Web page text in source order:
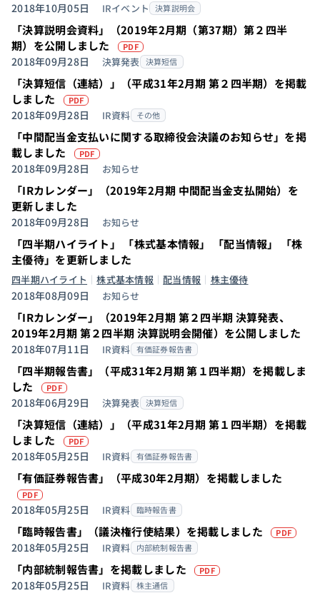
2018年10月05日 IRイベント 決算説明会
「決算説明会資料」（2019年2月期（第37期）第２四半
期）を公開しました
PDF （PDFを別タブで開きます）
2018年09月28日 決算発表 決算短信
「決算短信（連結）」（平成31年2月期 第２四半期）を掲載
しました
PDF （PDFを別タブで開きます）
2018年09月28日 IR資料 その他
「中間配当金支払いに関する取締役会決議のお知らせ」を掲
載しました
PDF （PDFを別タブで開きます）
2018年09月28日 お知らせ
「IRカレンダー」（2019年2月期 中間配当金支払開始）を
更新しました
2018年09月28日 お知らせ
「四半期ハイライト」 「株式基本情報」 「配当情報」 「株
主優待」を更新しました
四半期ハイライト 株式基本情報 配当情報 株主優待
2018年08月09日 お知らせ
「IRカレンダー」（2019年2月期 第２四半期 決算発表、
2019年2月期 第２四半期 決算説明会開催）を公開しました
2018年07月11日 IR資料 有価証券報告書
「四半期報告書」（平成31年2月期 第１四半期）を掲載しま
した
PDF （PDFを別タブで開きます）
2018年06月29日 決算発表 決算短信
「決算短信（連結）」（平成31年2月期 第１四半期）を掲載
しました
PDF （PDFを別タブで開きます）
2018年05月25日 IR資料 有価証券報告書
「有価証券報告書」（平成30年2月期）を掲載しました
PDF （PDFを別タブで開きます）
2018年05月25日 IR資料 臨時報告書
「臨時報告書」（議決権行使結果）を掲載しました PDF （
2018年05月25日 IR資料 内部統制報告書
「内部統制報告書」を掲載しました PDF （PDFを別タブで
2018年05月25日 IR資料 株主通信